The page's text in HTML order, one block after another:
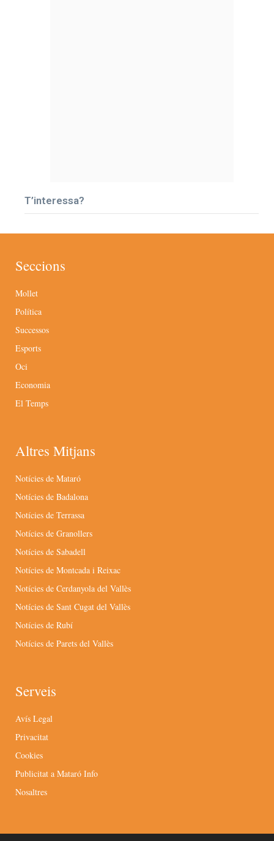
T’interessa?
Seccions
Mollet
Política
Successos
Esports
Oci
Economia
El Temps
Altres Mitjans
Notícies de Mataró
Notícies de Badalona
Notícies de Terrassa
Notícies de Granollers
Notícies de Sabadell
Notícies de Montcada i Reixac
Notícies de Cerdanyola del Vallès
Notícies de Sant Cugat del Vallès
Notícies de Rubí
Notícies de Parets del Vallès
Serveis
Avís Legal
Privacitat
Cookies
Publicitat a Mataró Info
Nosaltres